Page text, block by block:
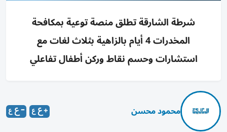
شرطة الشارقة تطلق منصة توعية بمكافحة
المخدرات 4 أيام بالزاهية بثلاث لغات مع
استشارات وحسم نقاط وركن أطفال تفاعلي
محمود محسن